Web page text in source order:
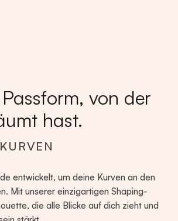
von der
hast.
entwickelt, um deine Kurven an den
Mit unserer einzigartigen Shaping-
die alle Blicke auf dich zieht und